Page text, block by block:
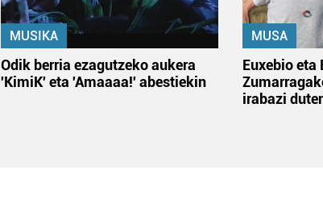
MUSIKA
Odik berria ezagutzeko aukera
'KimiK' eta 'Amaaaa!' abestiekin
MUSA
Euxebio eta
irabazi